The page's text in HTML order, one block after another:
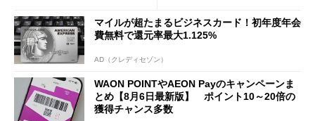
マイルが超たまるビジネスカード！初年度年会
費無料で還元率最大1.125%
AD（クレディセゾン）
WAON POINTやAEON Payのキャンペーンま
とめ【8月6日最新版】 ポイント10～20倍の
獲得チャンス多数